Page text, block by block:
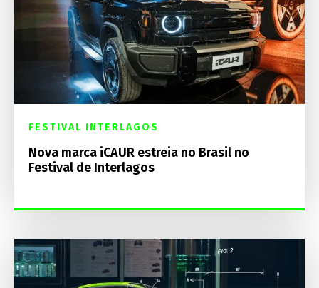
FESTIVAL INTERLAGOS
Nova marca iCAUR estreia no Brasil no
Festival de Interlagos